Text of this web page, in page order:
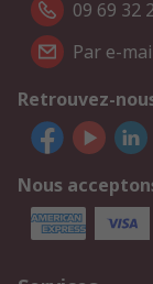
09 69 32
Par e-
Retrouvez-
Nous